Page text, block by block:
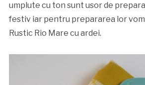
umplute cu ton sunt usor de
festiv iar pentru prepararea lor vom
Rustic Rio Mare cu ardei.